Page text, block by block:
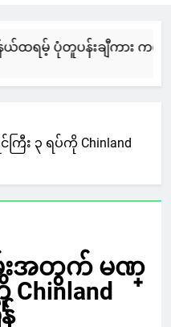
ယ်ထရမ့် ပုံတူပန်းချီကား ကနေဒ
၃ ရပ်ကို Chinland
အတွက် မဏ္